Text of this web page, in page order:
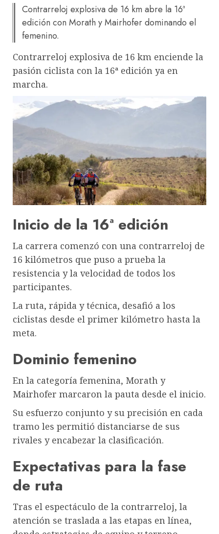
Contrarreloj explosiva de 16 km abre la 16ª
edición con Morath y Mairhofer dominando el
femenino.
Contrarreloj explosiva de 16 km enciende la
pasión ciclista con la 16ª edición ya en
marcha.
Inicio de la 16ª edición
La carrera comenzó con una contrarreloj de
16 kilómetros que puso a prueba la
resistencia y la velocidad de todos los
participantes.
La ruta, rápida y técnica, desafió a los
ciclistas desde el primer kilómetro hasta la
meta.
Dominio femenino
En la categoría femenina, Morath y
Mairhofer marcaron la pauta desde el inicio.
Su esfuerzo conjunto y su precisión en cada
tramo les permitió distanciarse de sus
rivales y encabezar la clasificación.
Expectativas para la fase
de ruta
Tras el espectáculo de la contrarreloj, la
atención se traslada a las etapas en línea,